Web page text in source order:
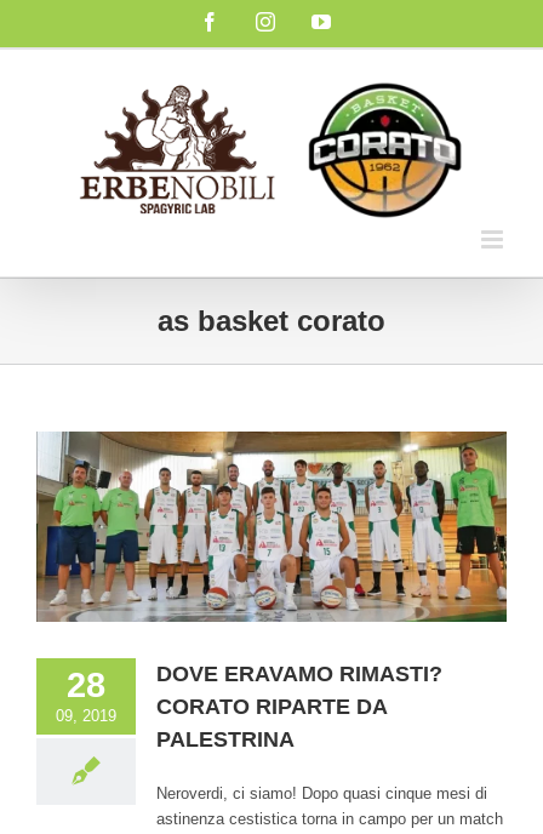
FacebookInstagramYouTube
as basket corato
28
09, 2019
DOVE ERAVAMO RIMASTI?
CORATO RIPARTE DA
PALESTRINA
Neroverdi, ci siamo! Dopo quasi cinque mesi di
astinenza cestistica torna in campo per un match